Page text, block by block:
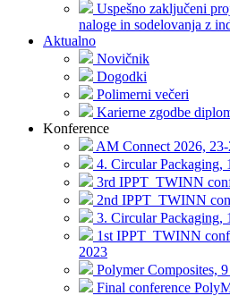
Uspešno zaključeni
naloge in sodelovanja z
Aktualno
Novičnik
Dogodki
Polimerni večeri
Karierne zgodbe
Konference
AM Connect 2026,
4. Circular Packaging,
3rd IPPT_TWINN
2nd IPPT_TWINN
3. Circular Packaging,
1st IPPT_TWINN
2023
Polymer Composites,
Final conference